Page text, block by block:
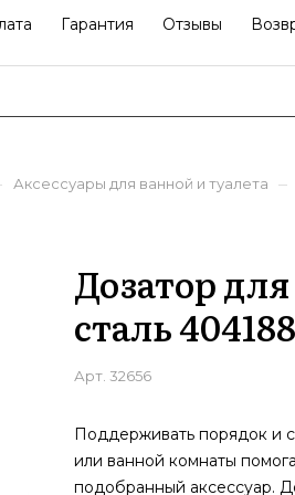
Гарантия Отзывы
Аксессуары для ванной и туалета –
Дозатор
сталь
Арт. 32656
Поддерживать порядок и
или ванной комнаты
подобранный аксессуар.